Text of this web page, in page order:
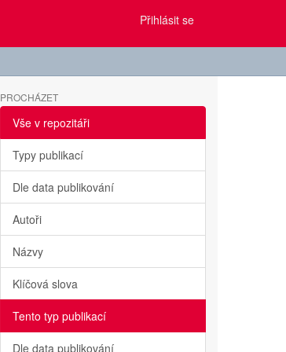
Přihlásit se
PROCHÁZET
Vše v repozitáři
Typy publikací
Dle data publikování
Autoři
Názvy
Klíčová slova
Tento typ publikací
Dle data publikování